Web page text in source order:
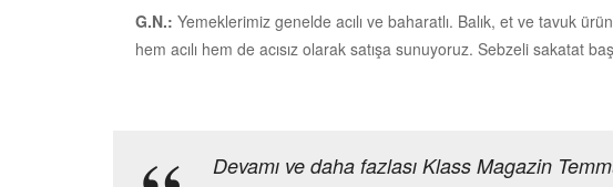
G.N.: Yemeklerimiz genelde acılı ve baharatlı. Balık, et ve tavuk
hem acılı hem de acısız olarak satışa sunuyoruz. Sebzeli sakatat
Devamı ve daha fazlası Klass Magazin